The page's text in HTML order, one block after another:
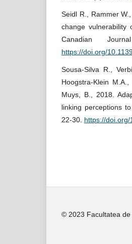
Seidl R., Rammer
change vulnerability
Canadian
https://doi.org/
Sousa-Silva R.,
Hoogstra-Klein
Muys, B., 2018.
linking perceptions
22-30. https://
© 2023 Facultatea de